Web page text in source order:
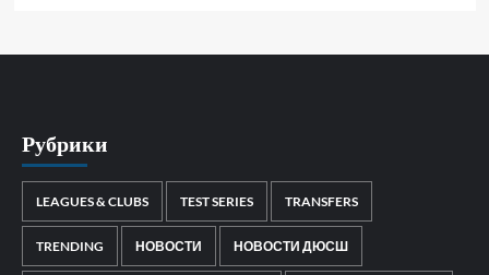
Рубрики
LEAGUES & CLUBS TEST SERIES TRANSFERS
TRENDING НОВОСТИ НОВОСТИ ДЮСШ